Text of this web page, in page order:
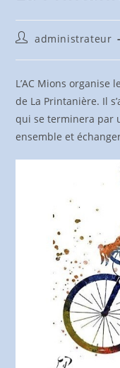
Auteur/autrice
la
publication :
administrateur
L’AC Mions organise
de La Printanière. Il
qui se terminera par
ensemble et